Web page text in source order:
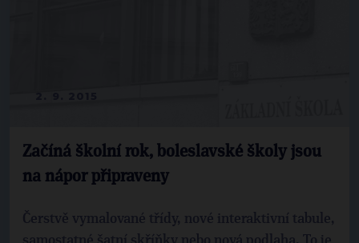
Začíná školní rok, boleslavské školy jsou
na nápor připraveny
Čerstvě vymalované třídy, nové interaktivní tabule,